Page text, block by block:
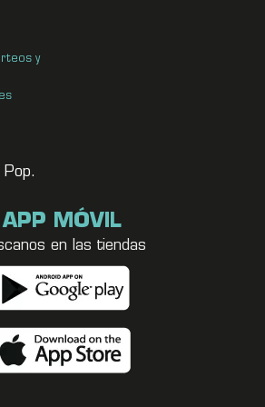
y
APP MÓVIL
en las tiendas